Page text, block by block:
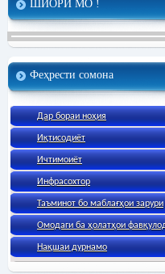
ШИОРИ МО !
Феҳрести сомона
Дар бораи ноҳия
Иқтисодиёт
Ичтимоиёт
Инфрасохтор
Таъминот бо маблағҳои зарури
Омодаги ба ҳолатҳои
Нақшаи дурнамо